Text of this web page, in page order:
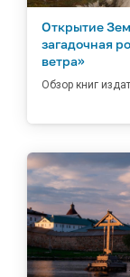
Открытие
загадочная
ветра»
Обзор книг